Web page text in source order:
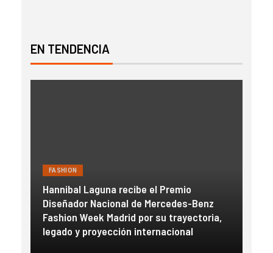
EN TENDENCIA
FASHION
Hannibal Laguna recibe el Premio
Diseñador Nacional de Mercedes-Benz
Fashion Week Madrid por su trayectoria,
legado y proyección internacional